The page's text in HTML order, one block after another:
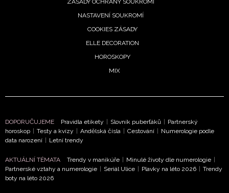
NASTAVENÍ SOUKROMÍ
COOKIES ZÁSADY
ELLE DECORATION
HOROSKOPY
MIX
DOPORUČUJEME Pravidla etikety | Slovník puberťáků | Partnerský
horoskop | Testy a kvízy | Andělská čísla | Cestování | Numerologie podle
data narození | Letní trendy
AKTUÁLNÍ TÉMATA Trendy v manikúře | Minulé životy dle numerologie |
Partnerské vztahy a numerologie | Seriál Ulice | Plavky na léto 2026 | Trendy
boty na léto 2026